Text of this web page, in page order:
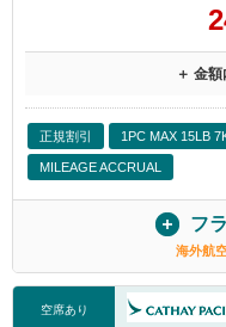
＋ 金
正規割引 1PC MAX 15LB
MILEAGE ACCRUAL
フ
海外航
空席あり